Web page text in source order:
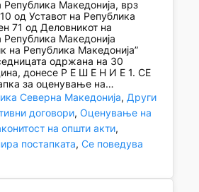
Република Македонија, врз
од Уставот на Република
71 од Деловникот на
Република Македонија
на Република Македонија”
одржана на 30
донесе Р Е Ш Е Н И Е 1. СЕ
за оценување на…
Северна Македонија, Други
договори, Оценување на
на општи акти
постапката, Се поведува